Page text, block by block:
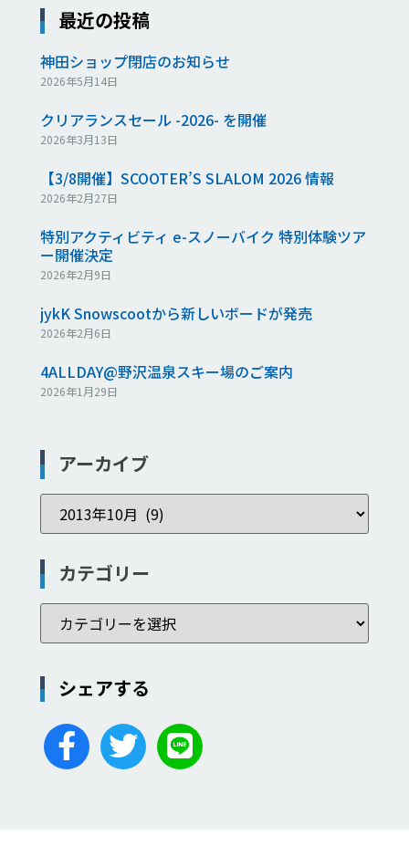
最近の投稿
神田ショップ閉店のお知らせ
2026年5月14日
クリアランスセール -2026- を開催
2026年3月13日
【3/8開催】SCOOTER’S SLALOM 2026 情報
2026年2月27日
特別アクティビティ e-スノーバイク 特別体験ツア
ー開催決定
2026年2月9日
jykK Snowscootから新しいボードが発売
2026年2月6日
4ALLDAY@野沢温泉スキー場のご案内
2026年1月29日
アーカイブ
カテゴリー
シェアする